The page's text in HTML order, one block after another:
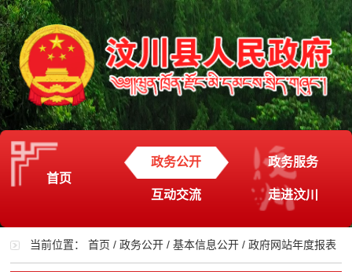
首页
政务公开 政务服务
互动交流 走进汶川
当前位置：首页 /政务公开 /基本信息公开 /政府网站年度报表